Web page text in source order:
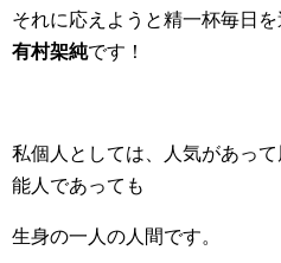
それに応えようと精一杯毎日
有村架純です！
私個人としては、人気があっ
能人であっても
生身の一人の人間です。